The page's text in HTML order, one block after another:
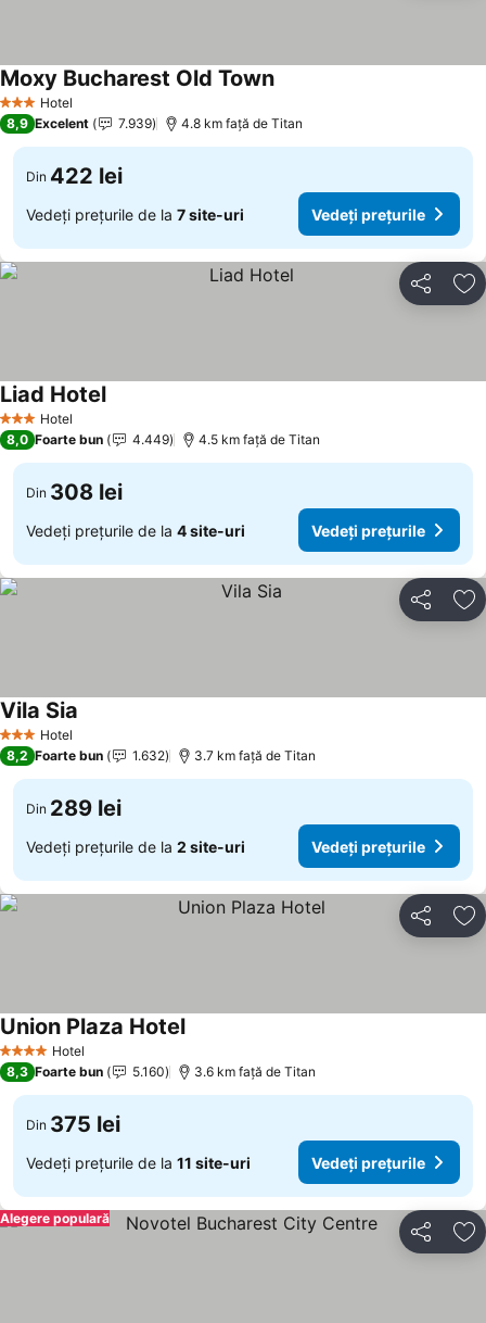
3 SteleHotel
Moxy Bucharest Old Town
8,9 Excelent 7.939 4.8 km faţă de Titan
Din 422 lei
Vedeți prețurile de la 7 site-uri Vedeți prețurile
Distribuiți
3 SteleHotel
Liad Hotel
8,0 Foarte bun 4.449 4.5 km faţă de Titan
Din 308 lei
Vedeți prețurile de la 4 site-uri Vedeți prețurile
Distribuiți
3 SteleHotel
Vila Sia
8,2 Foarte bun 1.632 3.7 km faţă de Titan
Din 289 lei
Vedeți prețurile de la 2 site-uri Vedeți prețurile
Distribuiți
4 Stele Hotel
Union Plaza Hotel
8,3 Foarte bun 5.160 3.6 km faţă de Titan
Din 375 lei
Vedeți prețurile de la 11 site-uri Vedeți prețurile
Distribuiți
Alegere populară